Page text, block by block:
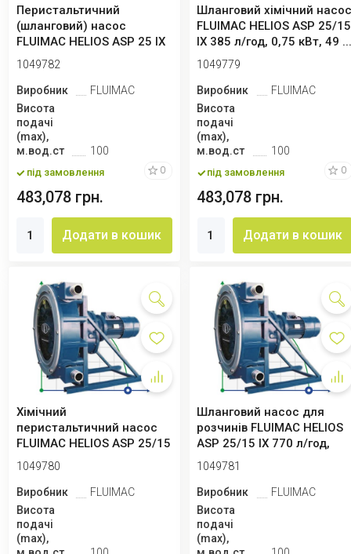
Перистальтичний
(шланговий) насос
FLUIMAC HELIOS ASP 25 IX
940 л/год, 0,75 кВ...
1049782
Виробник
FLUIMAC
Висота
подачі
(max),
м.вод.ст
100
під замовлення 0
483,078 грн.
Додати в кошик
Шланговий хімічний
FLUIMAC HELIOS ASP 25/15
IX 385 л/год, 0,75 кВт, 49
1049779
Виробник
FLUIMAC
Висота
подачі
(max),
м.вод.ст
100
під замовлення 0
483,078 грн.
Додати в кошик
Хімічний
перистальтичний насос
FLUIMAC HELIOS ASP 25/15
IX 495 л/год, 0,75 кВ...
1049780
Виробник
FLUIMAC
Висота
подачі
(max),
Шланговий насос для
розчинів FLUIMAC HELIOS
ASP 25/15 IX 770 л/год,
0,75 кВт,...
1049781
Виробник
FLUIMAC
Висота
подачі
(max),